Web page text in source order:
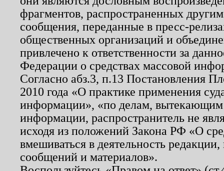
фрагментов, распространенных
сообщения, переданные в пресс-
общественных организаций и
привлечено к ответственности за
Федерации о средствах массовой
Согласно абз.3, п.13 Постановления
2010 года «О практике применения
информации», «по делам, вытекающим
информации, распространитель не
исходя из положений Закона РФ «О
вмешиваться в деятельность
сообщений и материалов».